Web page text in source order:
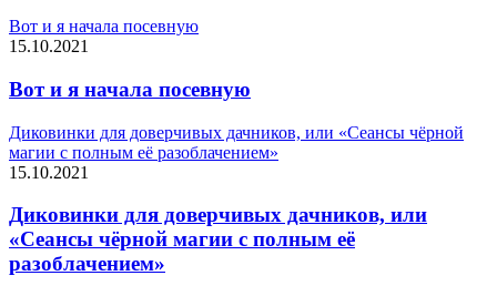
Вот и я начала посевную
15.10.2021
Вот и я начала посевную
Диковинки для доверчивых дачников, или «Сеансы чёрной
магии с полным её разоблачением»
15.10.2021
Диковинки для доверчивых дачников, или
«Сеансы чёрной магии с полным её
разоблачением»